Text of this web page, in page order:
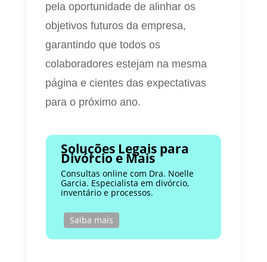
pela oportunidade de alinhar os
objetivos futuros da empresa,
garantindo que todos os
colaboradores estejam na mesma
página e cientes das expectativas
para o próximo ano.
Soluções Legais para
Divórcio e Mais
Consultas online com Dra. Noelle
Garcia. Especialista em divórcio,
inventário e processos.
Saiba mais